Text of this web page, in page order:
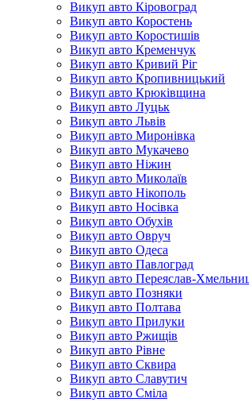
Викуп авто Кіровоград
Викуп авто Коростень
Викуп авто Коростишів
Викуп авто Кременчук
Викуп авто Кривий Ріг
Викуп авто Кропивницький
Викуп авто Крюківщина
Викуп авто Луцьк
Викуп авто Львів
Викуп авто Миронівка
Викуп авто Мукачево
Викуп авто Ніжин
Викуп авто Миколаїв
Викуп авто Нікополь
Викуп авто Носівка
Викуп авто Обухів
Викуп авто Овруч
Викуп авто Одеса
Викуп авто Павлоград
Викуп авто Переяслав-
Викуп авто Позняки
Викуп авто Полтава
Викуп авто Прилуки
Викуп авто Ржищів
Викуп авто Рівне
Викуп авто Сквира
Викуп авто Славутич
Викуп авто Сміла